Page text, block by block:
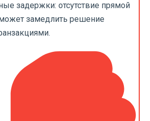
задержки: отсутствие прямой
замедлить решение